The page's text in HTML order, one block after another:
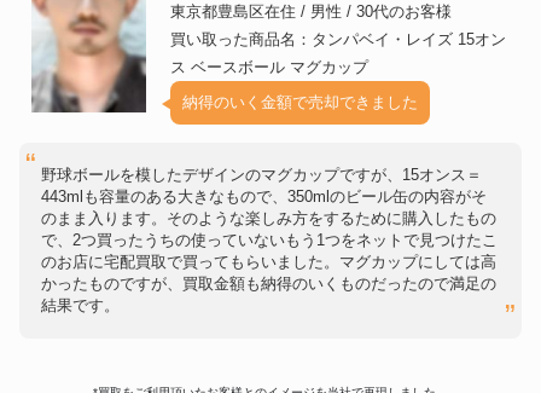
東京都豊島区在住 / 男性 / 30代のお客様
買い取った商品名：タンパベイ・レイズ 15オン
ス ベースボール マグカップ
納得のいく金額で売却できました
野球ボールを模したデザインのマグカップですが、15オンス＝
443mlも容量のある大きなもので、350mlのビール缶の内容がそ
のまま入ります。そのような楽しみ方をするために購入したもの
で、2つ買ったうちの使っていないもう1つをネットで見つけたこ
のお店に宅配買取で買ってもらいました。マグカップにしては高
かったものですが、買取金額も納得のいくものだったので満足の
結果です。